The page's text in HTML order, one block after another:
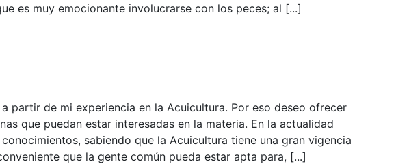
es muy emocionante involucrarse con los peces; al [...]
partir de mi experiencia en la Acuicultura. Por eso deseo ofrecer
que puedan estar interesadas en la materia. En la actualidad
sabiendo que la Acuicultura tiene una gran vigencia
que la gente común pueda estar apta para, [...]